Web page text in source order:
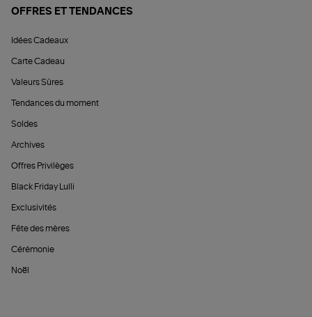
OFFRES ET TENDANCES
Idées Cadeaux
Carte Cadeau
Valeurs Sûres
Tendances du moment
Soldes
Archives
Offres Privilèges
Black Friday Lulli
Exclusivités
Fête des mères
Cérémonie
Noël